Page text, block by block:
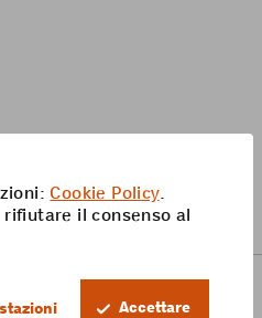
Cookie Policy.
rifiutare il consenso al
Accettare